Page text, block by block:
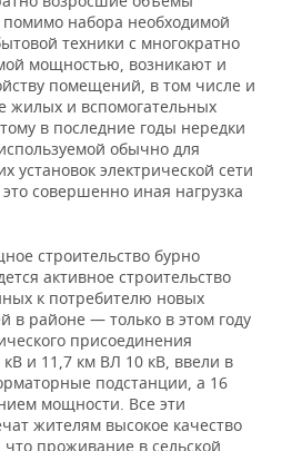
помимо набора необходимой
техники с многократно
мощностью, возникают и
помещений, в том числе и
жилых и вспомогательных
в последние годы нередки
обычно для
установок электрической сети
совершенно иная нагрузка
строительство бурно
активное строительство
к потребителю новых
в районе — только в этом году
присоединения
и 11,7 км ВЛ 10 кВ, ввели в
подстанции, а 16
мощности. Все эти
жителям высокое качество
проживание в сельской